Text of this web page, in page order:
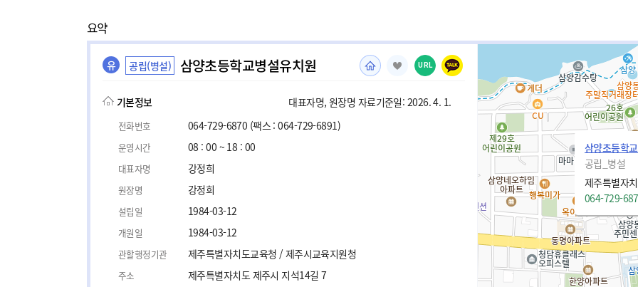
요약
유 공립(병설) 삼양초등학교병설유치원 URL
기본정보 대표자명, 원장명 자료기준일: 2026. 4. 1.
전화번호 064-729-6870 (팩스 : 064-729-6891)
운영시간 08 : 00 ~ 18 : 00
대표자명 강정희
원장명 강정희
설립일 1984-03-12
개원일 1984-03-12
관할행정기관 제주특별자치도교육청 / 제주시교육지원청
주소 제주특별자치도 제주시 지석14길 7
삼양초등학
공립_병설
제주특별자
064-729-